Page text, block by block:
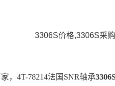
3306S价格,3306S采购
，4T-78214法国SNR轴承